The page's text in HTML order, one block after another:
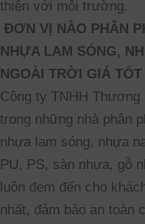
thiện với môi trường.
ĐƠN VỊ NÀO PHÂN
NHỰA LAM SÓNG,
NGOÀI TRỜI GIÁ TỐT
Công ty TNHH
trong những nhà phân
nhựa lam sóng, nhựa
PU, PS, sàn nhựa, gỗ
luôn đem đến cho
nhất, đảm bảo an toàn